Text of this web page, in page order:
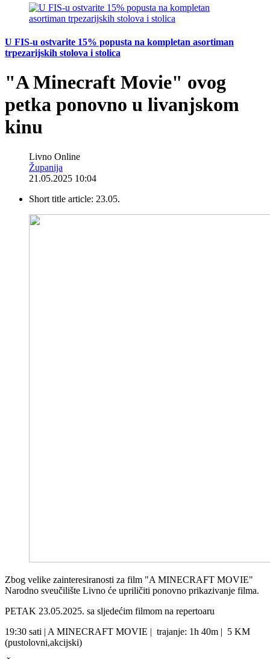
U FIS-u ostvarite 15% popusta na kompletan asortiman
trpezarijskih stolova i stolica
"A Minecraft Movie" ovog
petka ponovno u livanjskom
kinu
Livno Online
Županija
21.05.2025 10:04
Short title article: 23.05.
Zbog velike zainteresiranosti za film "A MINECRAFT MOVIE"
Narodno sveučilište Livno će upriličiti ponovno prikazivanje filma.
PETAK 23.05.2025. sa sljedećim filmom na repertoaru
19:30 sati | A MINECRAFT MOVIE | trajanje: 1h 40m | 5 KM
(pustolovni,akcijski)